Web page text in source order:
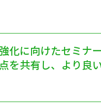
化に向けたセミナ
を共有し、より良